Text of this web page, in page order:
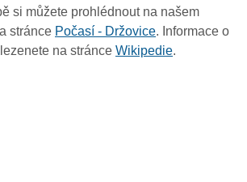
si můžete prohlédnout na našem
stránce Počasí - Držovice. Informace o
na stránce Wikipedie.